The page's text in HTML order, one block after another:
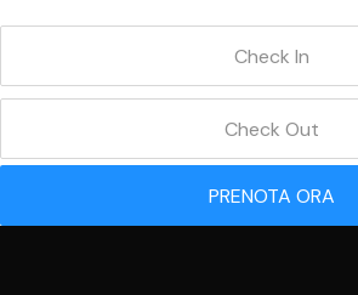
PRENOTA ORA